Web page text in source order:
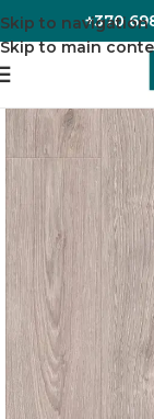
Skip to navigation
Skip to main
+370
Pradžia